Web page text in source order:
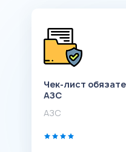
Чек-лист
АЗС
АЗС